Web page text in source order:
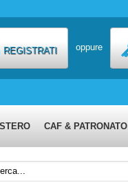
REGISTRATI oppure
CAF & PATRONATO